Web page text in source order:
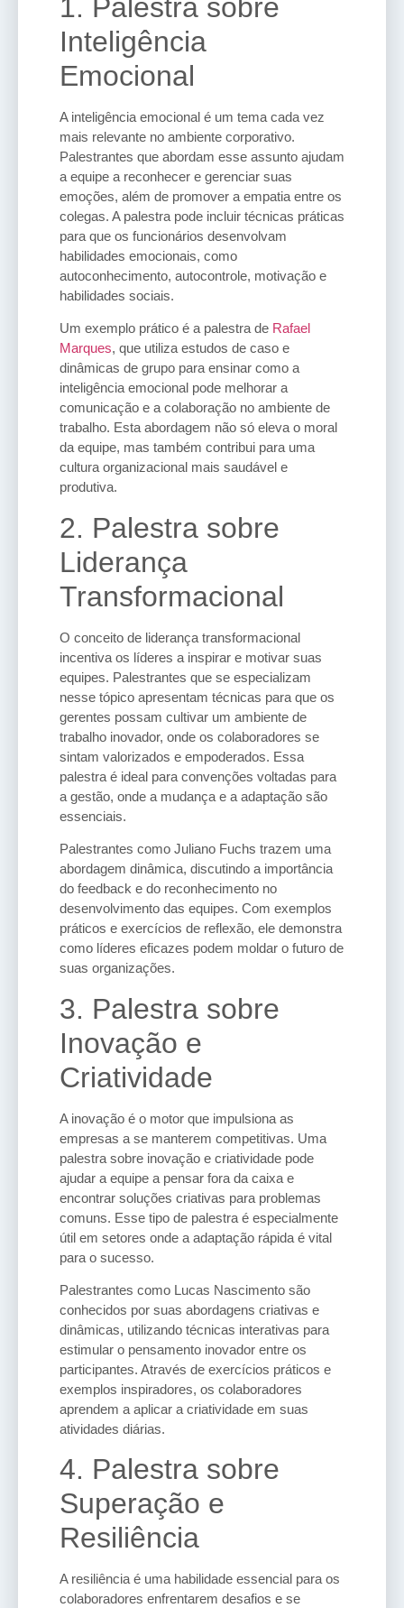
1. Palestra sobre
Inteligência
Emocional
A inteligência emocional é um tema cada vez
mais relevante no ambiente corporativo.
Palestrantes que abordam esse assunto ajudam
a equipe a reconhecer e gerenciar suas
emoções, além de promover a empatia entre os
colegas. A palestra pode incluir técnicas práticas
para que os funcionários desenvolvam
habilidades emocionais, como
autoconhecimento, autocontrole, motivação e
habilidades sociais.
Um exemplo prático é a palestra de Rafael
Marques, que utiliza estudos de caso e
dinâmicas de grupo para ensinar como a
inteligência emocional pode melhorar a
comunicação e a colaboração no ambiente de
trabalho. Esta abordagem não só eleva o moral
da equipe, mas também contribui para uma
cultura organizacional mais saudável e
produtiva.
2. Palestra sobre
Liderança
Transformacional
O conceito de liderança transformacional
incentiva os líderes a inspirar e motivar suas
equipes. Palestrantes que se especializam
nesse tópico apresentam técnicas para que os
gerentes possam cultivar um ambiente de
trabalho inovador, onde os colaboradores se
sintam valorizados e empoderados. Essa
palestra é ideal para convenções voltadas para
a gestão, onde a mudança e a adaptação são
essenciais.
Palestrantes como Juliano Fuchs trazem uma
abordagem dinâmica, discutindo a importância
do feedback e do reconhecimento no
desenvolvimento das equipes. Com exemplos
práticos e exercícios de reflexão, ele demonstra
como líderes eficazes podem moldar o futuro de
suas organizações.
3. Palestra sobre
Inovação e
Criatividade
A inovação é o motor que impulsiona as
empresas a se manterem competitivas. Uma
palestra sobre inovação e criatividade pode
ajudar a equipe a pensar fora da caixa e
encontrar soluções criativas para problemas
comuns. Esse tipo de palestra é especialmente
útil em setores onde a adaptação rápida é vital
para o sucesso.
Palestrantes como Lucas Nascimento são
conhecidos por suas abordagens criativas e
dinâmicas, utilizando técnicas interativas para
estimular o pensamento inovador entre os
participantes. Através de exercícios práticos e
exemplos inspiradores, os colaboradores
aprendem a aplicar a criatividade em suas
atividades diárias.
4. Palestra sobre
Superação e
Resiliência
A resiliência é uma habilidade essencial para os
colaboradores enfrentarem desafios e se